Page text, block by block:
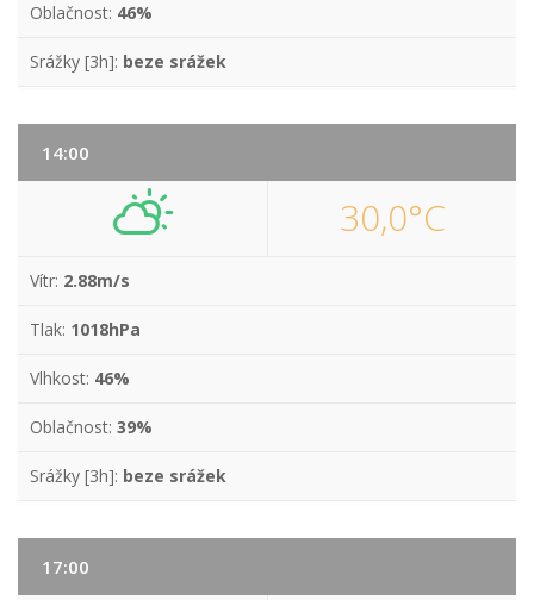
Oblačnost: 46%
Srážky [3h]: beze srážek
14:00
30,0°C
Vítr: 2.88m/s
Tlak: 1018hPa
Vlhkost: 46%
Oblačnost: 39%
Srážky [3h]: beze srážek
17:00